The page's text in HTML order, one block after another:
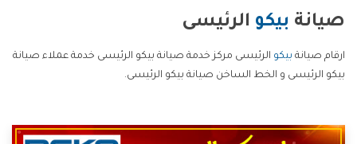
صيانة بيكو الرئيسى
ارقام صيانة بيكو الرئيسى مركز خدمة صيانة بيكو الرئيسى خدمة عملاء صيانة
بيكو الرئيسى و الخط الساخن صيانة بيكو الرئيسى.